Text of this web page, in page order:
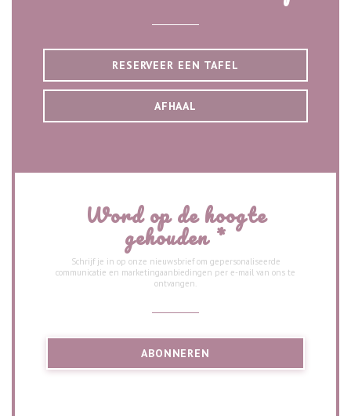
RESERVEER EEN TAFEL
AFHAAL
Word op de hoogte
gehouden *
Schrijf je in op onze nieuwsbrief om gepersonaliseerde
communicatie en marketingaanbiedingen per e-mail van ons te
ontvangen.
ABONNEREN